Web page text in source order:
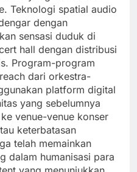
Teknologi spatial audio
dengan
sensasi duduk di
hall dengan distribusi
Program-program
dari orkestra-
platform digital
yang sebelumnya
venue-venue konser
keterbatasan
telah memainkan
dalam humanisasi para